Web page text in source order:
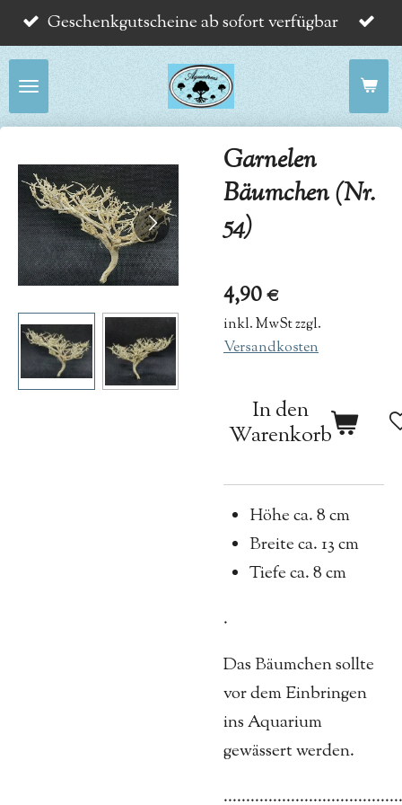
Zum
Hauptinhalt
springen
Geschenkgutscheine ab sofort verfügbar
Garnelen
Bäumchen (Nr.
54)
4,90 €
inkl. MwSt zzgl.
Versandkosten
In den
Warenkorb
Höhe ca. 8 cm
Breite ca. 13 cm
Tiefe ca. 8 cm
.
Das Bäumchen sollte
vor dem Einbringen
ins Aquarium
gewässert werden.